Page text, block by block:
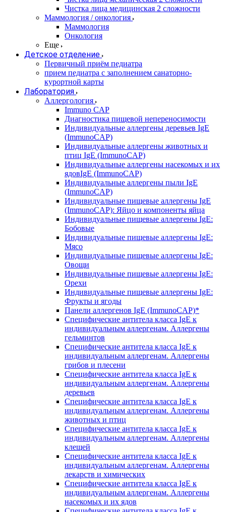
Чистка лица медицинская 2 сложности
Маммология / онкология
Маммология
Онкология
Еще
Детское отделение
Первичный приём педиатра
прием педиатра с заполнением санаторно-
курортной карты
Лаборатория
Аллергология
Immuno CAP
Диагностика пищевой непереносимости
Индивидуальные аллергены деревьев IgE
(ImmunoCAP)
Индивидуальные аллергены животных и
птиц IgE (ImmunoCAP)
Индивидуальные аллергены насекомых и их
ядовIgE (ImmunoCAP)
Индивидуальные аллергены пыли IgE
(ImmunoCAP)
Индивидуальные пищевые аллергены IgE
(ImmunoCAP): Яйцо и компоненты яйца
Индивидуальные пищевые аллергены IgE:
Бобовые
Индивидуальные пищевые аллергены IgE:
Мясо
Индивидуальные пищевые аллергены IgE:
Овощи
Индивидуальные пищевые аллергены IgE:
Орехи
Индивидуальные пищевые аллергены IgE:
Фрукты и ягоды
Панели аллергенов IgE (ImmunoCAP)*
Специфические антитела класса IgE к
индивидуальным аллергенам. Аллергены
гельминтов
Специфические антитела класса IgE к
индивидуальным аллергенам. Аллергены
грибов и плесени
Специфические антитела класса IgE к
индивидуальным аллергенам. Аллергены
деревьев
Специфические антитела класса IgE к
индивидуальным аллергенам. Аллергены
животных и птиц
Специфические антитела класса IgE к
индивидуальным аллергенам. Аллергены
клещей
Специфические антитела класса IgE к
индивидуальным аллергенам. Аллергены
лекарств и химических
Специфические антитела класса IgE к
индивидуальным аллергенам. Аллергены
насекомых и их ядов